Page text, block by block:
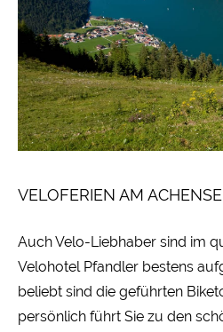
VELOFERIEN AM
Auch Velo-Liebhaber sind im
Velohotel Pfandler bestens
beliebt sind die geführten
persönlich führt Sie zu den